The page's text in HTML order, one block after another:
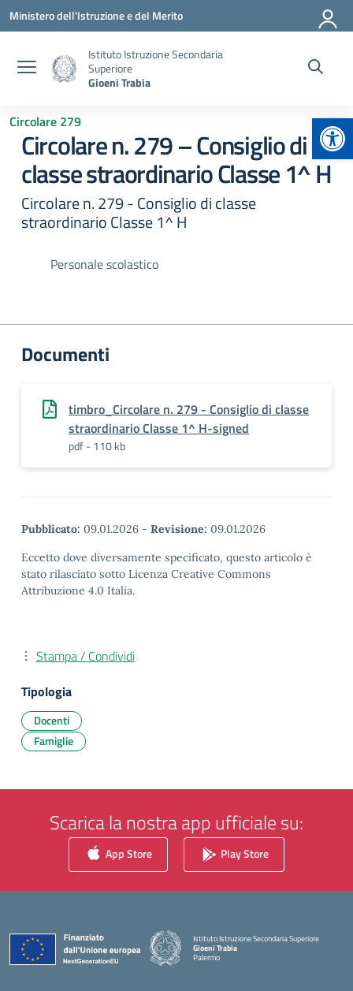
Vai ai contenuti
Vai al menu di navigazione
Vai al footer
Ministero dell'Istruzione e del Merito
Istituto Istruzione Secondaria
Superiore
Gioeni Trabia
Circolare 279
Circolare n. 279 – Consiglio di
classe straordinario Classe 1^ H
Circolare n. 279 - Consiglio di classe
straordinario Classe 1^ H
Personale scolastico
Documenti
timbro_Circolare n. 279 - Consiglio di classe
straordinario Classe 1^ H-signed
pdf - 110 kb
Pubblicato: 09.01.2026 - Revisione: 09.01.2026
Eccetto dove diversamente specificato, questo articolo è
stato rilasciato sotto Licenza Creative Commons
Attribuzione 4.0 Italia.
Stampa / Condividi
Tipologia
Docenti
Famiglie
Scarica la nostra app ufficiale su:
App Store Play Store
Istituto Istruzione Secondaria Superiore
Gioeni Trabia
Palermo